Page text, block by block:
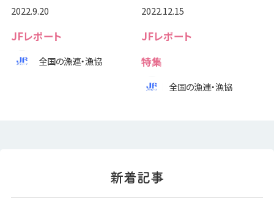
2022.9.20
JFレポート
全国の漁連・漁協
2022.12.15
JFレポート
特集
全国の漁連・漁協